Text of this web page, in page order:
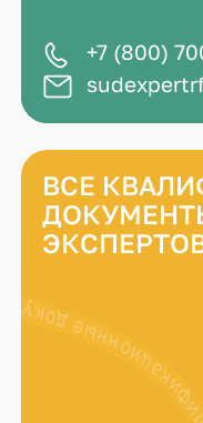
+7 (800)
ВСЕ